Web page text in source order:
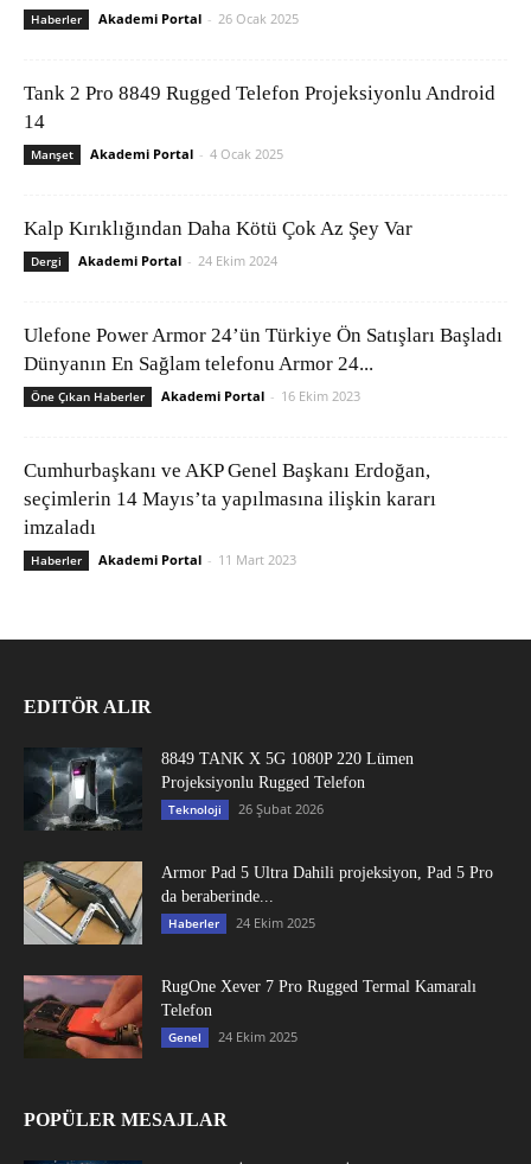
Haberler Akademi Portal - 26 Ocak 2025
Tank 2 Pro 8849 Rugged Telefon Projeksiyonlu Android
14
Manşet Akademi Portal - 4 Ocak 2025
Kalp Kırıklığından Daha Kötü Çok Az Şey Var
Dergi Akademi Portal - 24 Ekim 2024
Ulefone Power Armor 24’ün Türkiye Ön Satışları Başladı
Dünyanın En Sağlam telefonu Armor 24...
Öne Çıkan Haberler Akademi Portal - 16 Ekim 2023
Cumhurbaşkanı ve AKP Genel Başkanı Erdoğan,
seçimlerin 14 Mayıs’ta yapılmasına ilişkin kararı
imzaladı
Haberler Akademi Portal - 11 Mart 2023
EDITÖR ALIR
8849 TANK X 5G 1080P 220 Lümen
Projeksiyonlu Rugged Telefon
Teknoloji 26 Şubat 2026
Armor Pad 5 Ultra Dahili projeksiyon, Pad 5 Pro
da beraberinde...
Haberler 24 Ekim 2025
RugOne Xever 7 Pro Rugged Termal Kamaralı
Telefon
Genel 24 Ekim 2025
POPÜLER MESAJLAR